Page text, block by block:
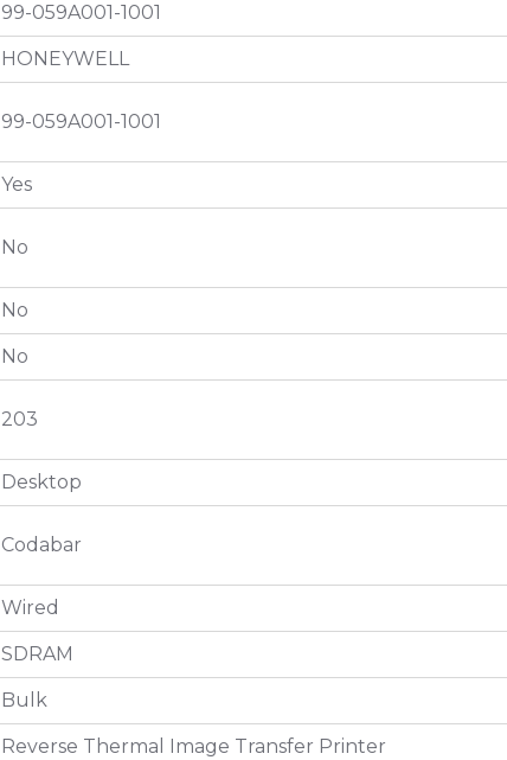
99-059A001-1001
HONEYWELL
99-059A001-1001
Yes
No
No
No
203
Desktop
Codabar
Wired
SDRAM
Bulk
Reverse Thermal Image Transfer Printer